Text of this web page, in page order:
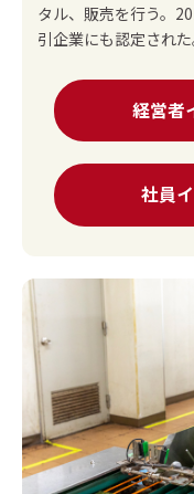
タル、販売を行う。
引企業にも認定された
経営者
社員